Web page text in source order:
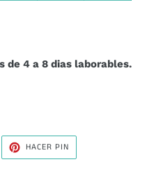
de 4 a 8 dias laborables.
HACER PINPINEAR
EN
PINTEREST